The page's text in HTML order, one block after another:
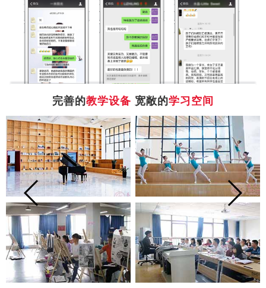
完善的教学设备 宽敞的学习空间